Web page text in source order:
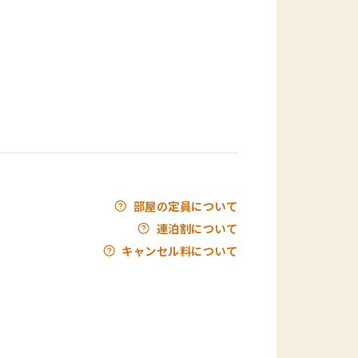
部屋の定員について
連泊割について
キャンセル料について